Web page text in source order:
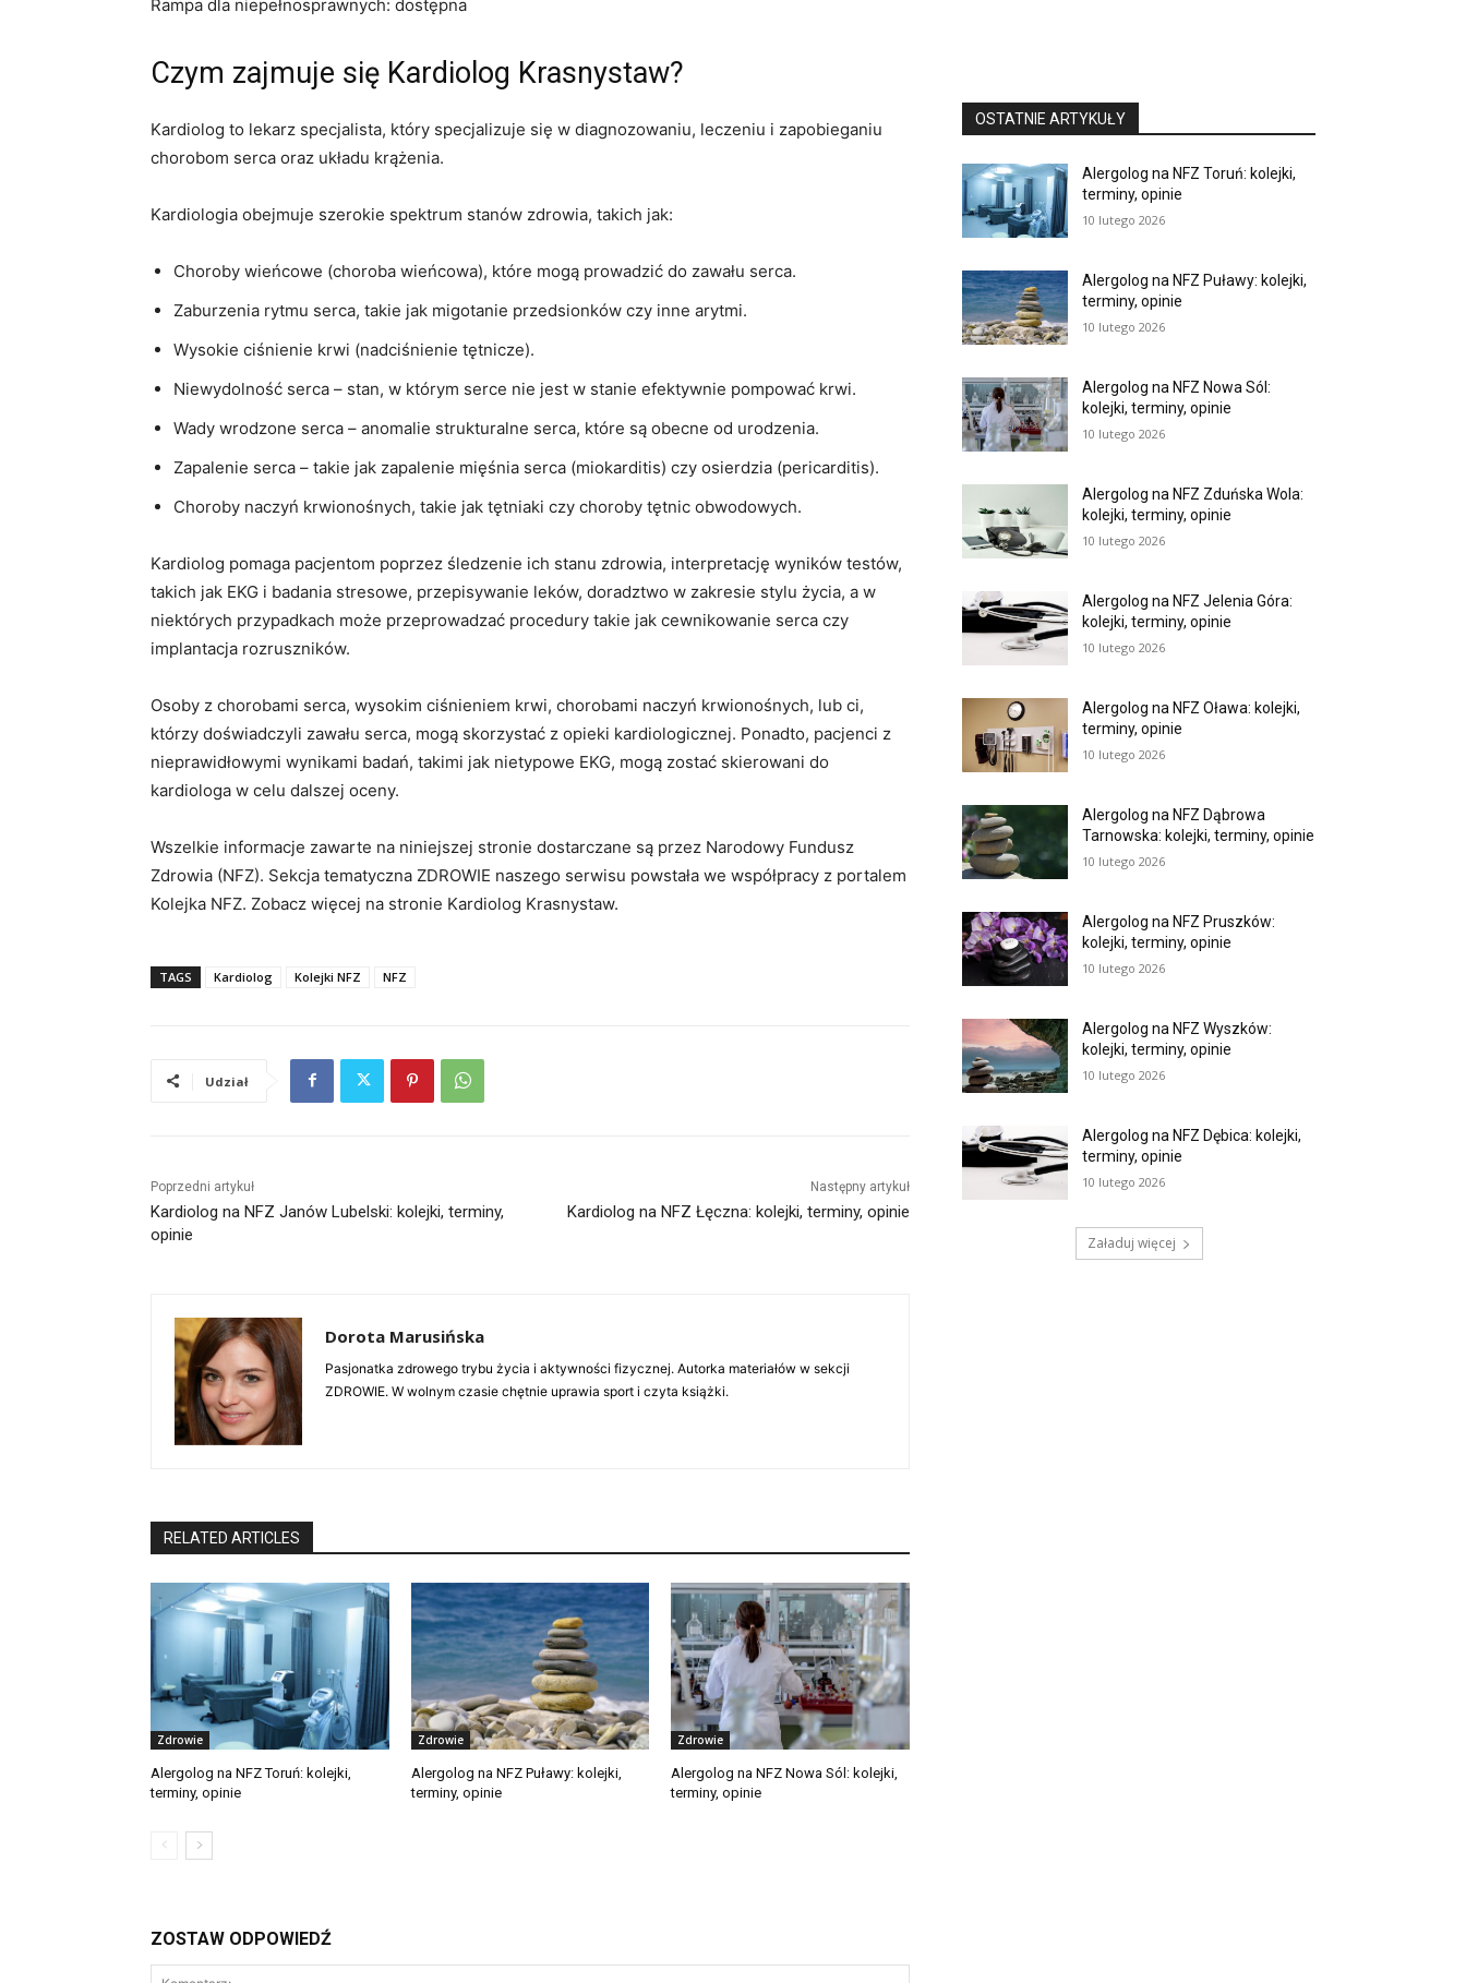
Rampa dla niepełnosprawnych: dostępna
Czym zajmuje się Kardiolog Krasnystaw?
Kardiolog to lekarz specjalista, który specjalizuje się w diagnozowaniu, leczeniu i zapobieganiu
chorobom serca oraz układu krążenia.
Kardiologia obejmuje szerokie spektrum stanów zdrowia, takich jak:
Choroby wieńcowe (choroba wieńcowa), które mogą prowadzić do zawału serca.
Zaburzenia rytmu serca, takie jak migotanie przedsionków czy inne arytmi.
Wysokie ciśnienie krwi (nadciśnienie tętnicze).
Niewydolność serca – stan, w którym serce nie jest w stanie efektywnie pompować krwi.
Wady wrodzone serca – anomalie strukturalne serca, które są obecne od urodzenia.
Zapalenie serca – takie jak zapalenie mięśnia serca (miokarditis) czy osierdzia (pericarditis).
Choroby naczyń krwionośnych, takie jak tętniaki czy choroby tętnic obwodowych.
Kardiolog pomaga pacjentom poprzez śledzenie ich stanu zdrowia, interpretację wyników testów,
takich jak EKG i badania stresowe, przepisywanie leków, doradztwo w zakresie stylu życia, a w
niektórych przypadkach może przeprowadzać procedury takie jak cewnikowanie serca czy
implantacja rozruszników.
Osoby z chorobami serca, wysokim ciśnieniem krwi, chorobami naczyń krwionośnych, lub ci,
którzy doświadczyli zawału serca, mogą skorzystać z opieki kardiologicznej. Ponadto, pacjenci z
nieprawidłowymi wynikami badań, takimi jak nietypowe EKG, mogą zostać skierowani do
kardiologa w celu dalszej oceny.
Wszelkie informacje zawarte na niniejszej stronie dostarczane są przez Narodowy Fundusz
Zdrowia (NFZ). Sekcja tematyczna ZDROWIE naszego serwisu powstała we współpracy z portalem
Kolejka NFZ. Zobacz więcej na stronie Kardiolog Krasnystaw.
TAGS Kardiolog Kolejki NFZ NFZ
Udział
Poprzedni artykuł
Kardiolog na NFZ Janów Lubelski: kolejki, terminy,
opinie
Następny artykuł
Kardiolog na NFZ Łęczna: kolejki, terminy, opinie
Dorota Marusińska
Pasjonatka zdrowego trybu życia i aktywności fizycznej. Autorka materiałów w sekcji
ZDROWIE. W wolnym czasie chętnie uprawia sport i czyta książki.
RELATED ARTICLES
Zdrowie
Alergolog na NFZ Toruń: kolejki,
terminy, opinie
Zdrowie
Alergolog na NFZ Puławy: kolejki,
terminy, opinie
Zdrowie
Alergolog na NFZ Nowa Sól: kolejki,
terminy, opinie
ZOSTAW ODPOWIEDŹ
OSTATNIE ARTYKUŁY
Alergolog na NFZ Toruń: kolejki,
terminy, opinie
10 lutego 2026
Alergolog na NFZ Puławy: kolejki,
terminy, opinie
10 lutego 2026
Alergolog na NFZ Nowa Sól:
kolejki, terminy, opinie
10 lutego 2026
Alergolog na NFZ Zduńska Wola:
kolejki, terminy, opinie
10 lutego 2026
Alergolog na NFZ Jelenia Góra:
kolejki, terminy, opinie
10 lutego 2026
Alergolog na NFZ Oława: kolejki,
terminy, opinie
10 lutego 2026
Alergolog na NFZ Dąbrowa
Tarnowska: kolejki, terminy, opinie
10 lutego 2026
Alergolog na NFZ Pruszków:
kolejki, terminy, opinie
10 lutego 2026
Alergolog na NFZ Wyszków:
kolejki, terminy, opinie
10 lutego 2026
Alergolog na NFZ Dębica: kolejki,
terminy, opinie
10 lutego 2026
Załaduj więcej